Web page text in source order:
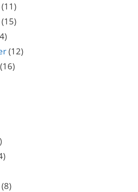
(11)
(15)
(12)
(16)
(8)